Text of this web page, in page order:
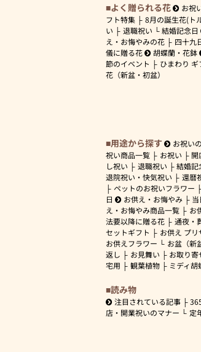
よく贈られる花 お祝
フト特集
8月の誕生花(ト
い
退職祝い 結婚記念日
え・お悔やみの花
四十九
儀に贈る花
胡蝶蘭・花鉢
節のイベント
ひまわり
花（新盆・初盆）
用途から探す お祝い
祝い商品一覧
お祝い 開
し祝い
退職祝い 結婚記
退院祝い・快気祝い
還暦
ペットのお祝いフラワー
日
お供え・お悔やみ
え・お悔やみ商品一覧
お
法要以降に贈る花
通夜・
セットギフト
お供え プリ
お供えフラワー
お盆（新
返し
お見舞い お取り寄
宅用
観葉植物 ミディ胡
読み物
注目されている記事
店・開業祝いのマナー
定